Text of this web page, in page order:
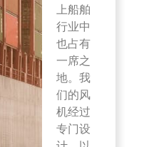
上船舶
行业中
也占有
一席之
地。我
们的风
机经过
专门设